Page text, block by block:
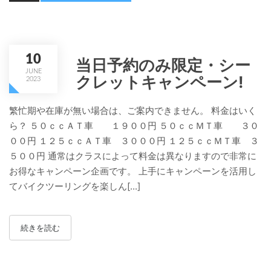
10
JUNE
2023
当日予約のみ限定・シー
クレットキャンペーン!
繁忙期や在庫が無い場合は、ご案内できません。 料金はいく
ら？ ５０ｃｃＡＴ車 １９００円 ５０ｃｃＭＴ車 ３０
００円 １２５ｃｃＡＴ車 ３０００円 １２５ｃｃＭＴ車 ３
５００円 通常はクラスによって料金は異なりますので非常に
お得なキャンペーン企画です。 上手にキャンペーンを活用し
てバイクツーリングを楽しん[...]
続きを読む